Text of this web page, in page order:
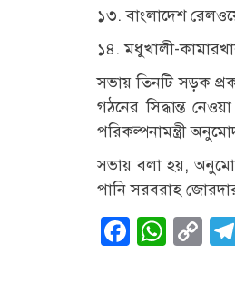
১৩. বাংলাদেশ
১৪. মধুখালী-
সভায় তিনটি সড়ক
গঠনের সিদ্ধান্ত
পরিকল্পনামন্ত্রী
সভায় বলা হয়,
পানি সরবরাহ